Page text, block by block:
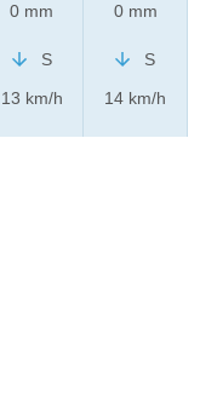
0 mm
S
13 km/h
0 mm
S
14 km/h